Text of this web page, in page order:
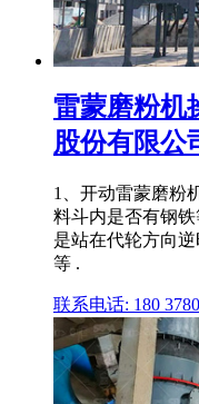
雷蒙磨粉机
股份有限公
1、开动雷蒙磨粉
料斗内是否有钢
是站在代轮方向
等 .
联系电话: 180